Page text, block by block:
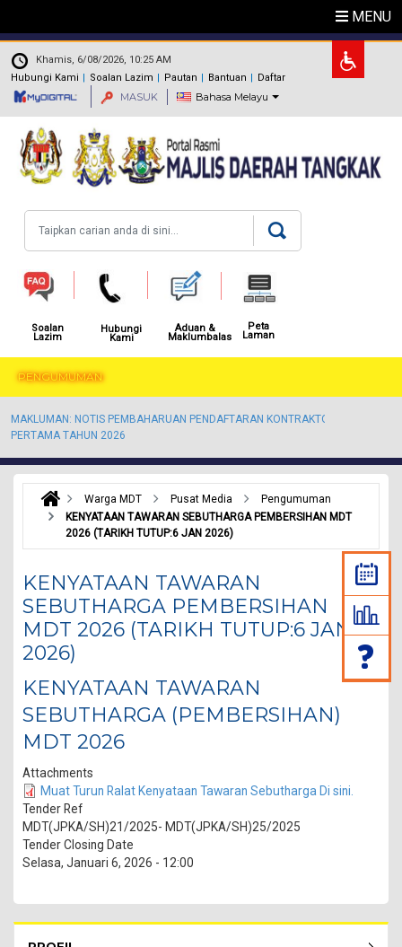
MENU
.
Khamis, 6/08/2026, 10:25 AM
Hubungi Kami
Soalan Lazim Pautan Bantuan Daftar
MASUK Bahasa Melayu
Soalan
Lazim
Hubungi
Kami
Aduan &
Maklumbalas
Peta
Laman
PENGUMUMAN
MAKLUMAN: NOTIS PEMBAHARUAN PENDAFTARAN KONTRAKTOR KALI
PERTAMA TAHUN 2026
Warga MDT Pusat Media
Pengumuman
KENYATAAN TAWARAN SEBUTHARGA PEMBERSIHAN MDT
2026 (TARIKH TUTUP:6 JAN 2026)
KENYATAAN TAWARAN
SEBUTHARGA PEMBERSIHAN
MDT 2026 (TARIKH TUTUP:6 JAN
2026)
KENYATAAN TAWARAN
SEBUTHARGA (PEMBERSIHAN)
MDT 2026
Attachments
Muat Turun Ralat Kenyataan Tawaran Sebutharga Di sini.
Tender Ref
MDT(JPKA/SH)21/2025- MDT(JPKA/SH)25/2025
Tender Closing Date
Selasa, Januari 6, 2026 - 12:00